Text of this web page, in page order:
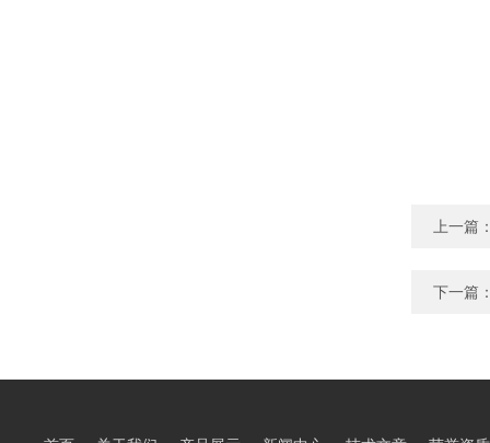
上一篇
下一篇